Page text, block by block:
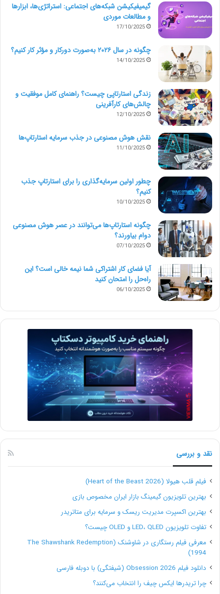
گیمیفیکیشن شبکه‌های اجتماعی: استراتژی‌ها، ابزارها
و مطالعات موردی
17/10/2025
چگونه در سال ۲۰۲۶ به‌صورت دورکار و مؤثر کار کنیم؟
14/10/2025
زندگی استارتاپی چیست؟ راهنمای کامل موفقیت و
چالش‌های کارآفرینی
12/10/2025
نقش هوش مصنوعی در جذب سرمایه استارتاپ‌ها
11/10/2025
چطور اولین سرمایه‌گذاری را برای استارتاپ جذب
کنیم؟
10/10/2025
چگونه استارتاپ‌ها می‌توانند در عصر هوش مصنوعی
دوام بیاورند؟
07/10/2025
آیا فضای کار اشتراکی شما نیمه‌ خالی است؟ این
راه‌حل را امتحان کنید
06/10/2025
نقد و بررسی
فیلم قلب هیولا (Heart of the Beast 2026)
بهترین تلویزیون گیمینگ بازار ایران مخصوص بازی
بهترین اکسپرت مدیریت ریسک و سرمایه برای متاتریدر
تفاوت تلویزیون LED، QLED و OLED چیست؟
معرفی فیلم رستگاری در شاوشنک (The Shawshank Redemption
1994)
دانلود فیلم Obsession 2026 (شیفتگی) با دوبله فارسی
چرا تریدرها ایکس چیف را انتخاب می‌کنند؟